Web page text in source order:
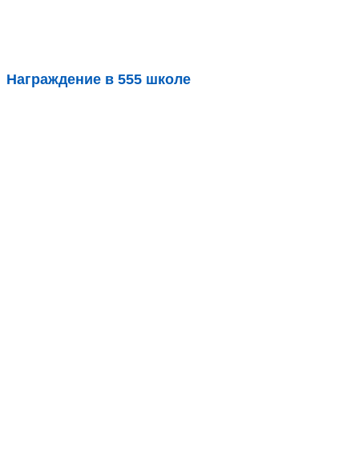
Награждение в 555 школе